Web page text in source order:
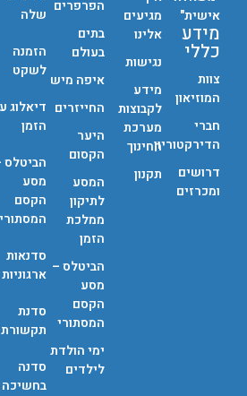
אישית"
מידע
כללי
צוות
המוזיאון
חברי
הדירקטוריון
דרושים
ומכרזים
מגיעים
אלינו
נגישות
מידע
לקבוצות
מערכת
החינוך
תקנון
הפרפרים
בתים
בעולם
איפה מיש
החייזרים
היער
הקסום
המסע
לתיקון
ממלכת
הזמן
הביטלס –
מסע
הקסם
המסתורי
ימי הולדת
לילדים
שלה
הזמנה
לשקט
דיאלוג עם
הזמן
הביטלס –
מסע
הקסם
המסתורי
סדנאות
ארגוניות
סדנת
תקשורת
סדנה
בחשיכה